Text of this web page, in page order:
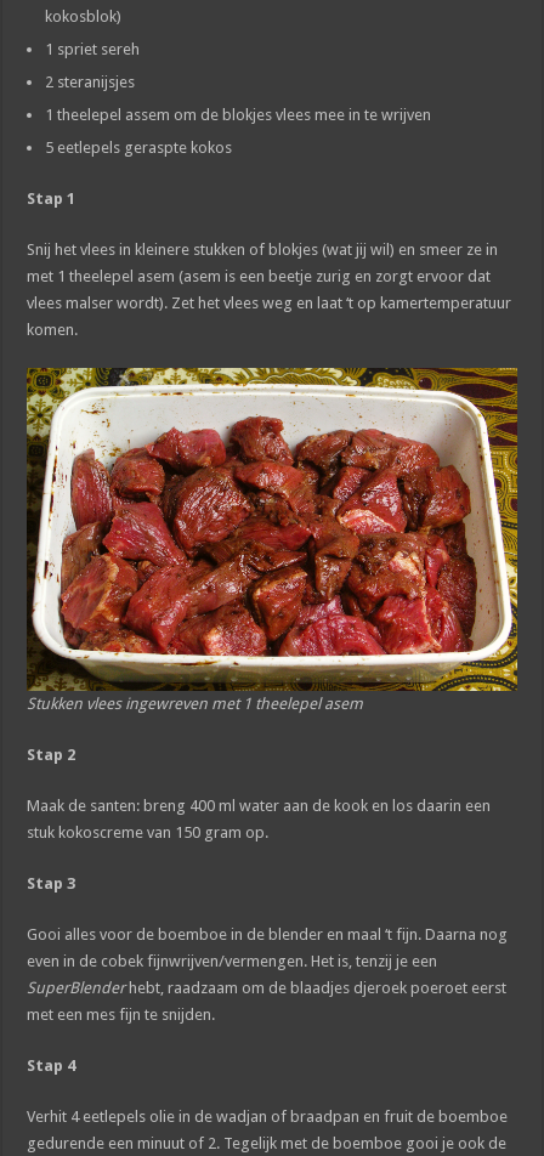
kokosblok)
1 spriet sereh
2 steranijsjes
1 theelepel assem om de blokjes vlees mee in te wrijven
5 eetlepels geraspte kokos
Stap 1
Snij het vlees in kleinere stukken of blokjes (wat jij wil) en smeer ze in
met 1 theelepel asem (asem is een beetje zurig en zorgt ervoor dat
vlees malser wordt). Zet het vlees weg en laat ‘t op kamertemperatuur
komen.
Stukken vlees ingewreven met 1 theelepel asem
Stap 2
Maak de santen: breng 400 ml water aan de kook en los daarin een
stuk kokoscreme van 150 gram op.
Stap 3
Gooi alles voor de boemboe in de blender en maal ‘t fijn. Daarna nog
even in de cobek fijnwrijven/vermengen. Het is, tenzij je een
SuperBlenderhebt, raadzaam om de blaadjes djeroek poeroet eerst
met een mes fijn te snijden.
Stap 4
Verhit 4 eetlepels olie in de wadjan of braadpan en fruit de boemboe
gedurende een minuut of 2. Tegelijk met de boemboe gooi je ook de